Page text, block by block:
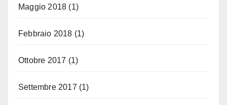
Maggio 2018 (1)
Febbraio 2018 (1)
Ottobre 2017 (1)
Settembre 2017 (1)